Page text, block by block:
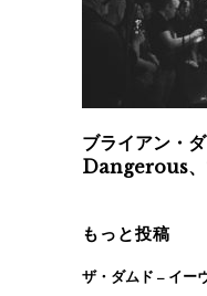
ブライアン・
Dangerous、
もっと投稿
ザ・ダムド – イー